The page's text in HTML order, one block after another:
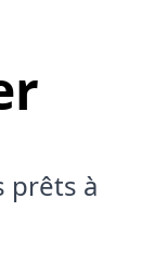
prêts à